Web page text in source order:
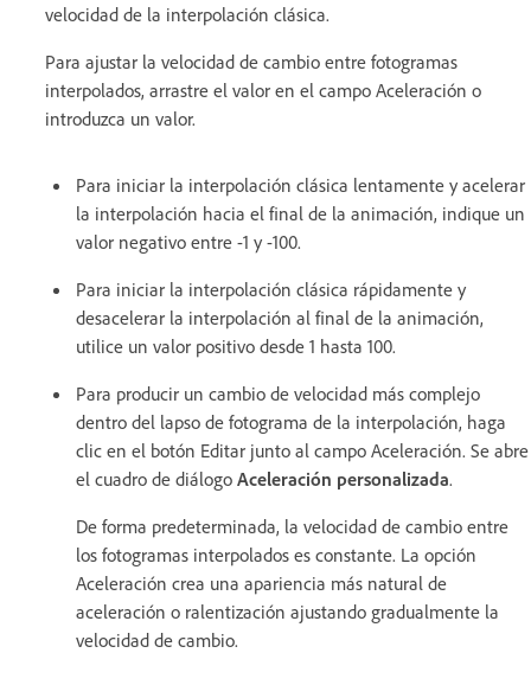
velocidad de la interpolación clásica.
Para ajustar la velocidad de cambio entre fotogramas
interpolados, arrastre el valor en el campo Aceleración o
introduzca un valor.
Para iniciar la interpolación clásica lentamente y acelerar
la interpolación hacia el final de la animación, indique un
valor negativo entre -1 y -100.
Para iniciar la interpolación clásica rápidamente y
desacelerar la interpolación al final de la animación,
utilice un valor positivo desde 1 hasta 100.
Para producir un cambio de velocidad más complejo
dentro del lapso de fotograma de la interpolación, haga
clic en el botón Editar junto al campo Aceleración. Se abre
el cuadro de diálogo Aceleración personalizada.
De forma predeterminada, la velocidad de cambio entre
los fotogramas interpolados es constante. La opción
Aceleración crea una apariencia más natural de
aceleración o ralentización ajustando gradualmente la
velocidad de cambio.